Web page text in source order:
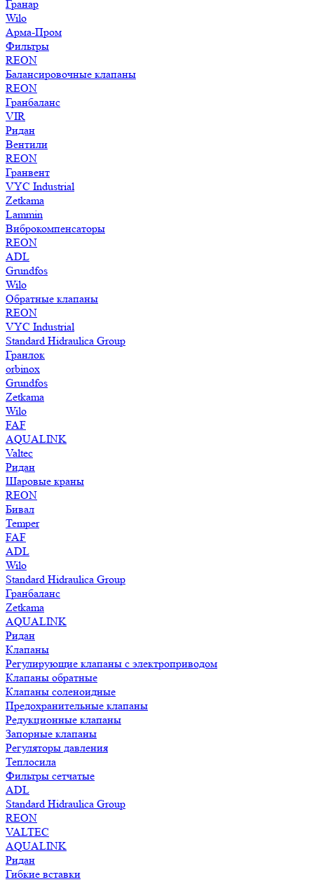
Гранар
Wilo
Арма-Пром
Фильтры
REON
Балансировочные клапаны
REON
Гранбаланс
VIR
Ридан
Вентили
REON
Гранвент
VYC Industrial
Zetkama
Lammin
Виброкомпенсаторы
REON
ADL
Grundfos
Wilo
Обратные клапаны
REON
VYC Industrial
Standard Hidraulica Group
Гранлок
orbinox
Grundfos
Zetkama
Wilo
FAF
AQUALINK
Valtec
Ридан
Шаровые краны
REON
Бивал
Temper
FAF
ADL
Wilo
Standard Hidraulica Group
Гранбаланс
Zetkama
AQUALINK
Ридан
Клапаны
Регулирующие клапаны с электроприводом
Клапаны обратные
Клапаны соленоидные
Предохранительные клапаны
Редукционные клапаны
Запорные клапаны
Регуляторы давления
Теплосила
Фильтры сетчатые
ADL
Standard Hidraulica Group
REON
VALTEC
AQUALINK
Ридан
Гибкие вставки